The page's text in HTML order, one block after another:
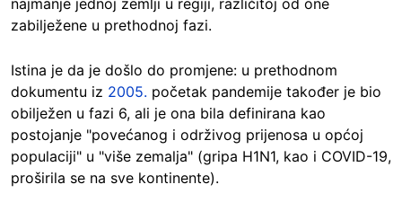
najmanje jednoj zemlji u regiji, različitoj od one
zabilježene u prethodnoj fazi.
Istina je da je došlo do promjene: u prethodnom
dokumentu iz 2005. početak pandemije također je bio
obilježen u fazi 6, ali je ona bila definirana kao
postojanje "povećanog i održivog prijenosa u općoj
populaciji" u "više zemalja" (gripa H1N1, kao i COVID-19,
proširila se na sve kontinente).